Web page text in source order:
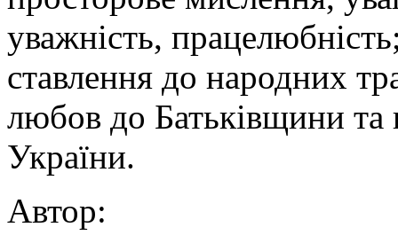
уважність,
ставлення до народних
любов до Батьківщини
України.
Автор: